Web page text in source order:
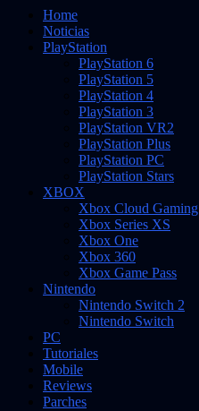
Home
Noticias
PlayStation
PlayStation 6
PlayStation 5
PlayStation 4
PlayStation 3
PlayStation VR2
PlayStation Plus
PlayStation PC
PlayStation Stars
XBOX
Xbox Cloud Gaming
Xbox Series XS
Xbox One
Xbox 360
Xbox Game Pass
Nintendo
Nintendo Switch 2
Nintendo Switch
PC
Tutoriales
Mobile
Reviews
Parches